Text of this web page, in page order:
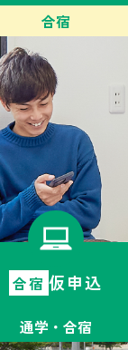
合宿
合宿 仮申込
通学・合宿